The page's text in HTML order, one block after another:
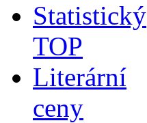
Statistický
TOP
Literární
ceny